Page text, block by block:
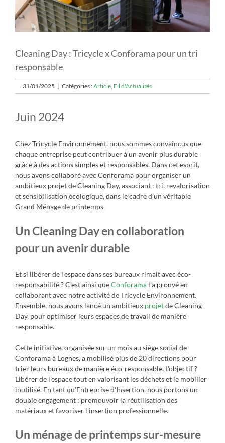
Cleaning Day : Tricycle x Conforama pour un tri
responsable
31/01/2025 | Catégories :Article, Fil d'Actualités
Juin 2024
Chez Tricycle Environnement, nous sommes convaincus que
chaque entreprise peut contribuer à un avenir plus durable
grâce à des actions simples et responsables. Dans cet esprit,
nous avons collaboré avec Conforama pour organiser un
ambitieux projet de Cleaning Day, associant : tri, revalorisation
et sensibilisation écologique, dans le cadre d’un véritable
Grand Ménage de printemps.
Un Cleaning Day en collaboration
pour un avenir durable
Et si libérer de l'espace dans ses bureaux rimait avec éco-
responsabilité ? C'est ainsi queConforamal'a prouvé en
collaborant avec notre activité de Tricycle Environnement.
Ensemble, nous avons lancé un ambitieux projetdeCleaning
Day, pour optimiser leurs espaces de travail de manière
responsable.
Cette initiative, organisée sur un mois au siège social de
Conforama à Lognes, a mobilisé plus de 20 directions pour
trier leurs bureaux de manière éco-responsable. L'objectif ?
Libérer de l'espace tout en valorisant les déchets et le mobilier
inutilisé. En tant qu'Entreprise d'Insertion, nous portons un
double engagement : promouvoir la réutilisation des
matériaux et favoriser l'insertion professionnelle.
Un ménage de printemps sur-mesure